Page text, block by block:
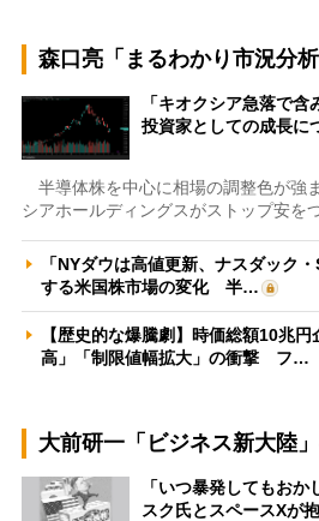
森口亮「まるわかり市況分析
「キオクシア急落で
投資家としての成長
半導体株を中心に相場の調整色が強
シアホールディングスがストップ安を
「NYダウは高値更新、ナスダック
する米国株市場の変化 半…
【歴史的な爆騰劇】時価総額10兆
高」「制限値幅拡大」の衝撃 フ…
大前研一「ビジネス新大陸
「いつ暴発してもお
スク氏とスペースXが